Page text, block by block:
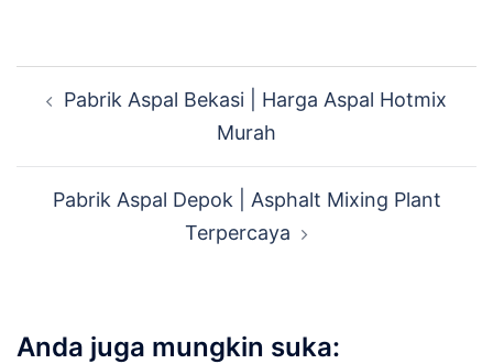
Tulisan
Pabrik Aspal Bekasi | Harga Aspal Hotmix
Murah
Pabrik Aspal Depok | Asphalt Mixing Plant
Terpercaya
Anda juga mungkin suka: